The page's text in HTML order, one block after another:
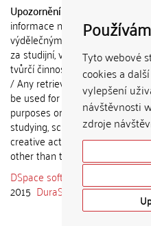
Tyto webové
cookies a
vylepšení
návštěvnosti
zdroje
Upozornění / Notice:
informace nemohou být
výdělečným účelům nebo
za studijní, vědeckou nebo jinou
tvůrčí činnost jiné osoby než
/ Any retrieved information
be used for any commercial
purposes or claimed as results
studying, scientific or any other
creative activities of any person
other than the author.
DSpace software
copyright ©
2015 DuraSpace